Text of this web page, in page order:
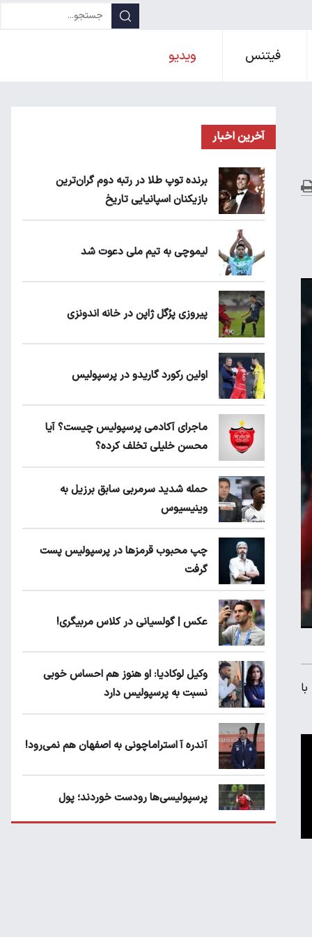
فیتنس ویدیو
آخرین اخبار
برنده توپ طلا در رتبه دوم گران‌ترین
بازیکنان اسپانیایی تاریخ
لیموچی به تیم ملی دعوت شد
پیروزی پرُگل ژاپن در خانه اندونزی
اولین رکورد گاریدو در پرسپولیس
ماجرای آکادمی پرسپولیس چیست؟ آیا
محسن خلیلی تخلف کرده؟
حمله شدید سرمربی سابق برزیل به
وینیسیوس
چپ محبوب قرمزها در پرسپولیس پست
گرفت
عکس | گولسیانی در کلاس مربیگری!
وکیل لوکادیا: او هنوز هم احساس خوبی
نسبت به پرسپولیس دارد
آندره آ استراماچونی به اصفهان هم نمی‌رود!
پرسپولیسی‌ها رودست خوردند؛ پول